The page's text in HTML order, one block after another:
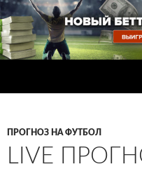
Перейти
к
содержимому
ПРОГНОЗ НА ФУТБОЛ
LIVE